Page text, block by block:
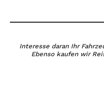
Interesse daran Ihr
Ebenso kaufen wir